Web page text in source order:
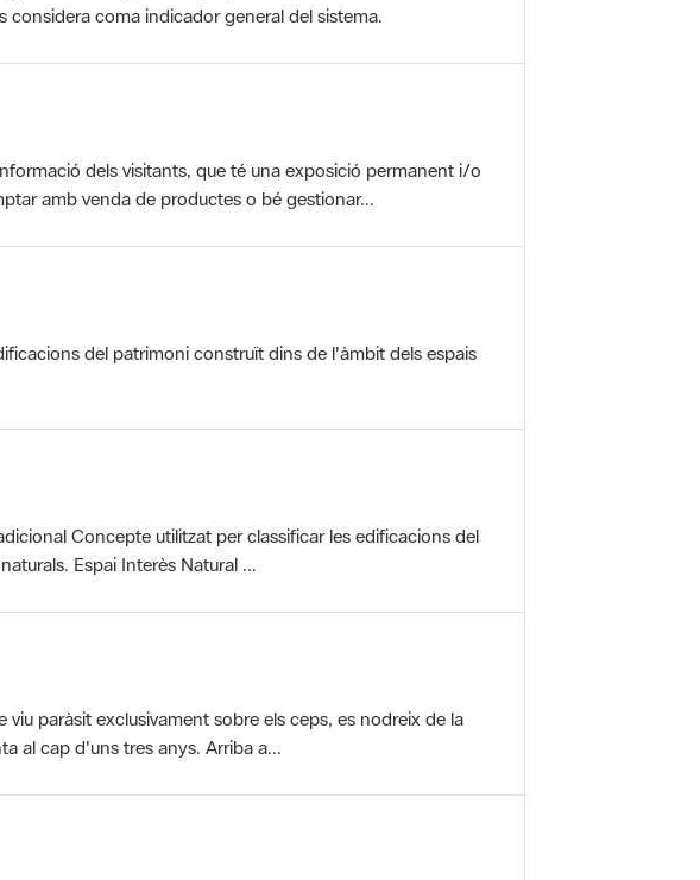
coma indicador general del sistema.
dels visitants, que té una exposició permanent i/o
amb venda de productes o bé gestionar...
del patrimoni construït dins de l'àmbit dels espais
Concepte utilitzat per classificar les edificacions del
Espai Interès Natural ...
viu paràsit exclusivament sobre els ceps, es nodreix de la
al cap d'uns tres anys. Arriba a...